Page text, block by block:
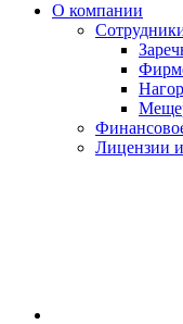
О компании
Лицензии